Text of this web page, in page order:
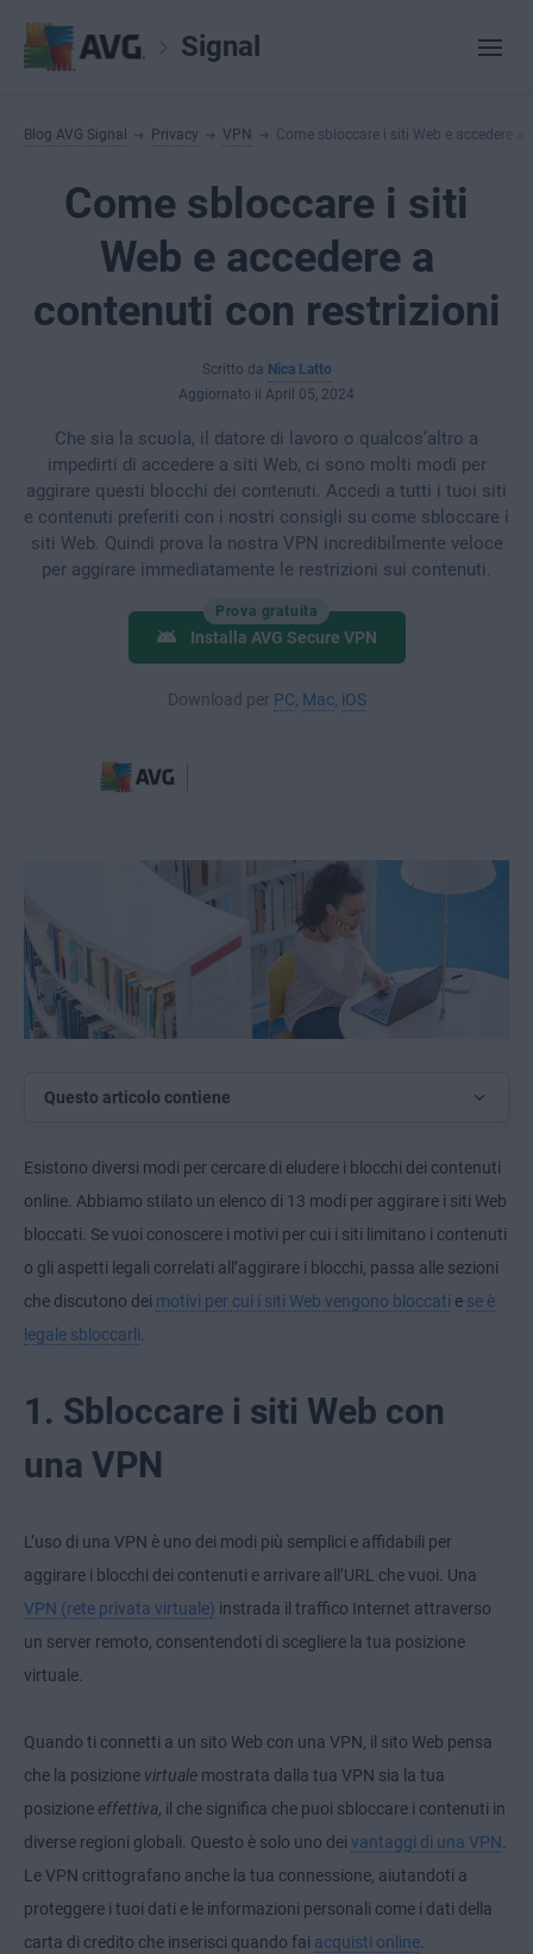
Signal
Blog AVG Signal Privacy VPN Come sbloccare i siti Web e accedere
Come sbloccare i siti
Web e accedere a
contenuti con restrizioni
Scritto da Nica Latto
Aggiornato il April 05, 2024
Che sia la scuola, il datore di lavoro o qualcos’altro a
impedirti di accedere a siti Web, ci sono molti modi per
aggirare questi blocchi dei contenuti. Accedi a tutti i tuoi siti
e contenuti preferiti con i nostri consigli su come sbloccare i
siti Web. Quindi prova la nostra VPN incredibilmente veloce
per aggirare immediatamente le restrizioni sui contenuti.
Prova gratuita
Installa AVG Secure VPN
Download per PC Mac, iOS
Questo articolo contiene
Esistono diversi modi per cercare di eludere i blocchi dei contenuti
online. Abbiamo stilato un elenco di 13 modi per aggirare i siti Web
bloccati. Se vuoi conoscere i motivi per cui i siti limitano i contenuti
o gli aspetti legali correlati all’aggirare i blocchi, passa alle sezioni
che discutono dei motivi per cui i siti Web vengono bloccati e se è
legale sbloccarli
1. Sbloccare i siti Web con
una VPN
L’uso di una VPN è uno dei modi più semplici e affidabili per
aggirare i blocchi dei contenuti e arrivare all’URL che vuoi. Una
VPN (rete privata virtuale) instrada il traffico Internet attraverso
un server remoto, consentendoti di scegliere la tua posizione
virtuale.
Quando ti connetti a un sito Web con una VPN, il sito Web pensa
che la posizione virtuale mostrata dalla tua VPN sia la tua
posizione effettiva , il che significa che puoi sbloccare i contenuti in
diverse regioni globali. Questo è solo uno dei vantaggi di una VPN
Le VPN crittografano anche la tua connessione, aiutandoti a
proteggere i tuoi dati e le informazioni personali come i dati della
carta di credito che inserisci quando fai acquisti online